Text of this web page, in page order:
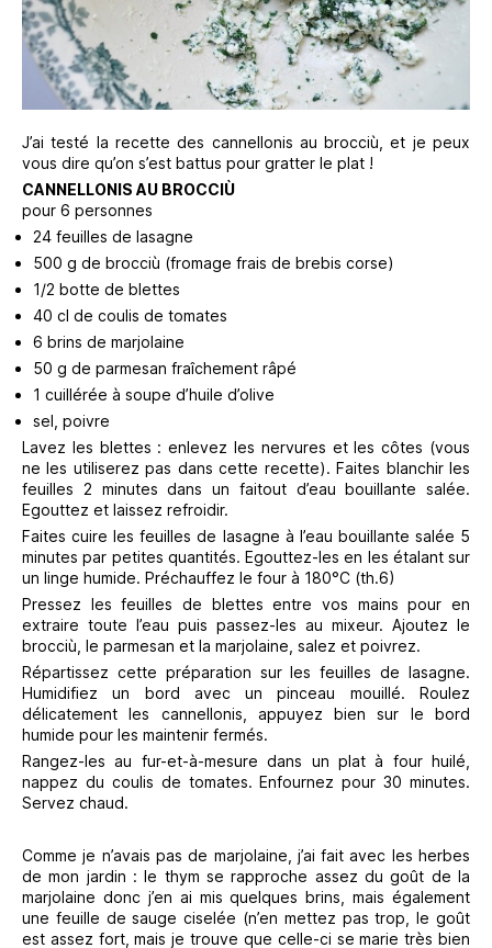
J’ai testé la recette des cannellonis au brocciù, et je peux
vous dire qu’on s’est battus pour gratter le plat !
CANNELLONIS AU BROCCIÙ
pour 6 personnes
24 feuilles de lasagne
500 g de brocciù (fromage frais de brebis corse)
1/2 botte de blettes
40 cl de coulis de tomates
6 brins de marjolaine
50 g de parmesan fraîchement râpé
1 cuillérée à soupe d’huile d’olive
sel, poivre
Lavez les blettes : enlevez les nervures et les côtes (vous
ne les utiliserez pas dans cette recette). Faites blanchir les
feuilles 2 minutes dans un faitout d’eau bouillante salée.
Egouttez et laissez refroidir.
Faites cuire les feuilles de lasagne à l’eau bouillante salée 5
minutes par petites quantités. Egouttez-les en les étalant sur
un linge humide. Préchauffez le four à 180°C (th.6)
Pressez les feuilles de blettes entre vos mains pour en
extraire toute l’eau puis passez-les au mixeur. Ajoutez le
brocciù, le parmesan et la marjolaine, salez et poivrez.
Répartissez cette préparation sur les feuilles de lasagne.
Humidifiez un bord avec un pinceau mouillé. Roulez
délicatement les cannellonis, appuyez bien sur le bord
humide pour les maintenir fermés.
Rangez-les au fur-et-à-mesure dans un plat à four huilé,
nappez du coulis de tomates. Enfournez pour 30 minutes.
Servez chaud.
Comme je n’avais pas de marjolaine, j’ai fait avec les herbes
de mon jardin : le thym se rapproche assez du goût de la
marjolaine donc j’en ai mis quelques brins, mais également
une feuille de sauge ciselée (n’en mettez pas trop, le goût
est assez fort, mais je trouve que celle-ci se marie très bien